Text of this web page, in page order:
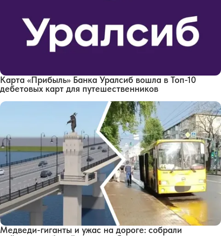
Карта «Прибыль» Банка Уралсиб вошла в Топ-10
дебетовых карт для путешественников
Медведи-гиганты и ужас на дороге: собрали